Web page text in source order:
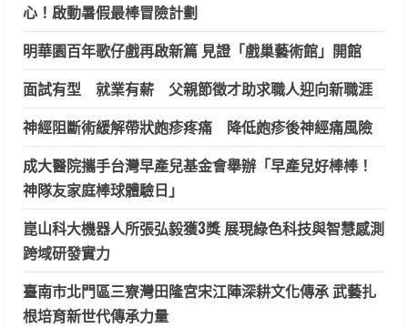
心！啟動暑假最棒冒險計劃
明華園百年歌仔戲再啟新篇 見證「戲巢藝術館」開館
面試有型 就業有薪 父親節徵才助求職人迎向新職涯
神經阻斷術緩解帶狀皰疹疼痛 降低皰疹後神經痛風險
成大醫院攜手台灣早產兒基金會舉辦「早產兒好棒棒！
神隊友家庭棒球體驗日」
崑山科大機器人所張弘毅獲3獎 展現綠色科技與智慧感測
跨域研發實力
臺南市北門區三寮灣田隆宮宋江陣深耕文化傳承 武藝扎
根培育新世代傳承力量